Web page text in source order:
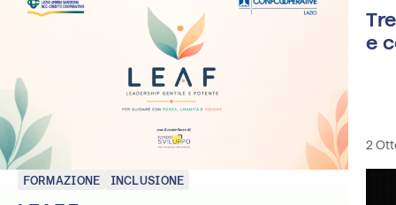
FORMAZIONE INCLUSIONE
e
2